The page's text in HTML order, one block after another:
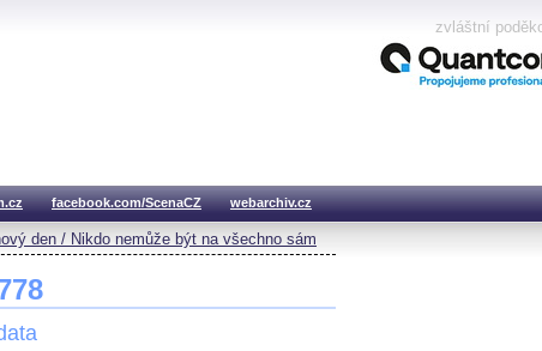
zvláštní
facebook.com/ScenaCZ webarchiv.cz
den / Nikdo nemůže být na všechno sám